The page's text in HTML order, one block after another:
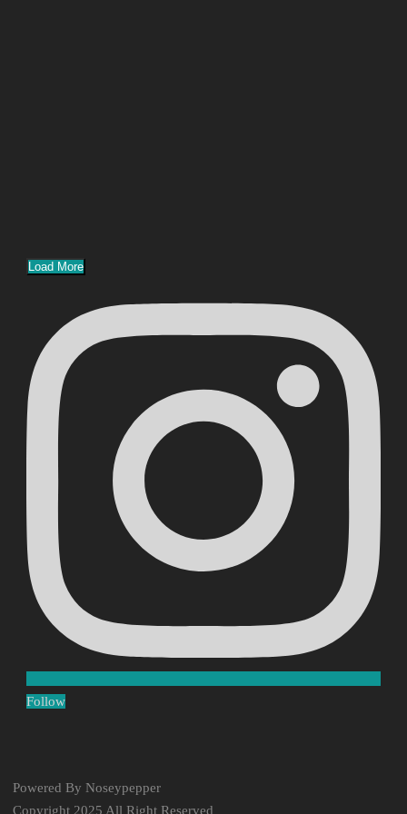
Load More
Follow
Powered By Noseypepper
Copyright 2025 All Right Reserved